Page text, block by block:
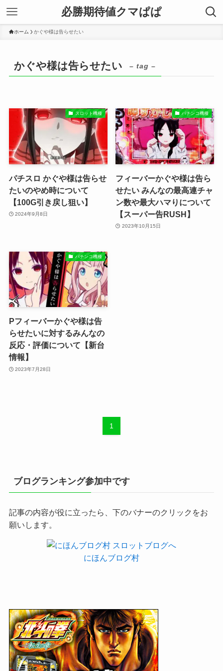
必勝期待値クマぱぱ
ホーム かぐや様は告らせたい
かぐや様は告らせたい – tag –
スロット機種
パチスロ かぐや様は告らせ
たいのやめ時について
【100G引き戻し狙い】
2024年9月8日
パチンコ機種
フィーバーかぐや様は告ら
せたい みんなの最高連チャ
ン数や最大ハマりについて
【スーパー告RUSH】
2023年10月15日
パチンコ機種
Pフィーバーかぐや様は告
らせたいに対するみんなの
反応・評価について【新台
情報】
2023年7月28日
1
ブログランキング参加中です
記事の内容が役に立ったら、下のバナーのクリックをお
願いします。
にほんブログ村